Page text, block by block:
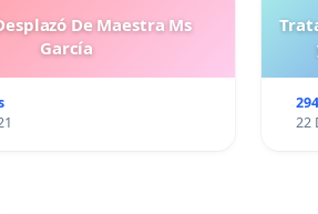
De Maestra Ms
García
22